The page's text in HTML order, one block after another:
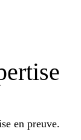
en preuve.